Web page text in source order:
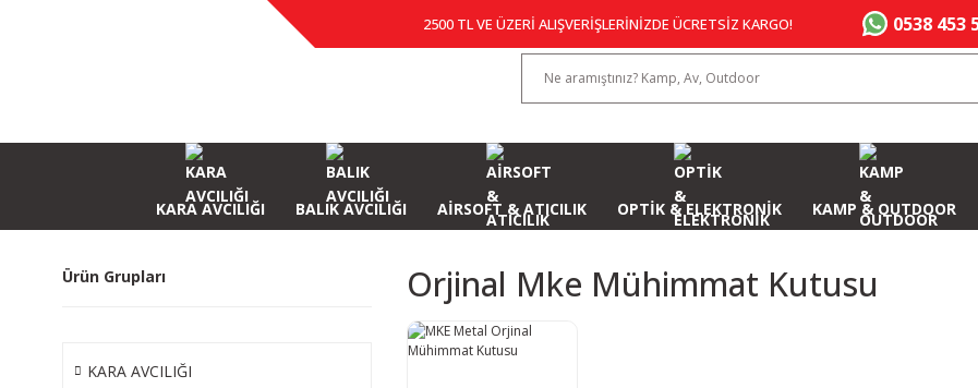
2500 TL VE ÜZERİ ALIŞVERİŞLERİNİZDE ÜCRETSİZ KARGO! 0538 453
KARA AVCILIĞI BALIK AVCILIĞI AİRSOFT & ATICILIK OPTİK & ELEKTRONİK KAMP & OUTDOOR
Ürün Grupları
KARA AVCILIĞI
Orjinal Mke Mühimmat Kutusu